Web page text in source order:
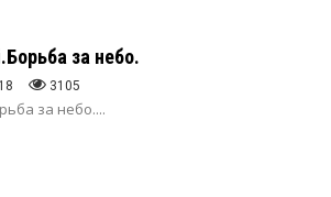
за небо.
3105
за небо....